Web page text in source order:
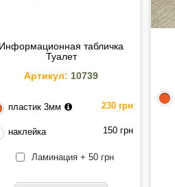
Информационная табличка
Туалет
Артикул: 10739
пластик 3мм 230 грн
наклейка 150 грн
Ламинация + 50 грн